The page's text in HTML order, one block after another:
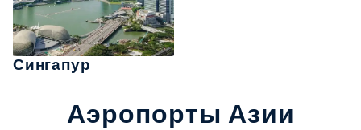
Сингапур
Аэропорты Азии